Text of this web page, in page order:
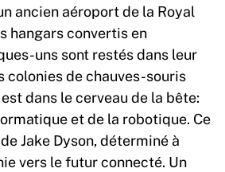
ancien aéroport de la Royal
hangars convertis en
uns sont restés dans leur
colonies de chauves-souris
dans le cerveau de la bête:
et de la robotique. Ce
Jake Dyson, déterminé à
vers le futur connecté. Un